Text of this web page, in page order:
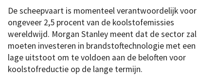
De scheepvaart is momenteel verantwoordelijk voor
ongeveer 2,5 procent van de koolstofemissies
wereldwijd. Morgan Stanley meent dat de sector zal
moeten investeren in brandstoftechnologie met een
lage uitstoot om te voldoen aan de beloften voor
koolstofreductie op de lange termijn.